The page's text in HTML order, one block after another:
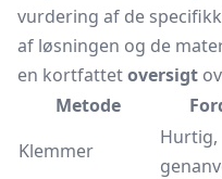
vurdering af de
af løsningen og de
en kortfattetoversigt
Metode
Klemmer
Hurtig,